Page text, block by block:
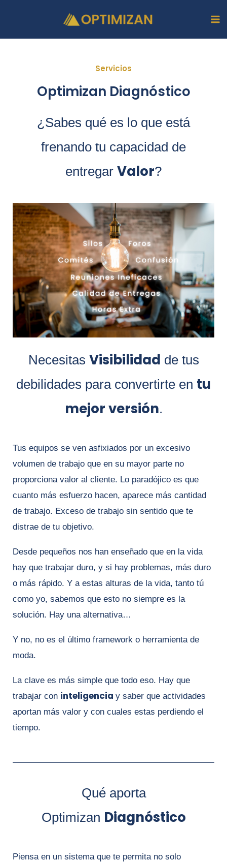
contenido
Servicios
Optimizan Diagnóstico
¿Sabes qué es lo que está
frenando tu capacidad de
entregar Valor?
Necesitas Visibilidad de tus
debilidades para convertirte en tu
mejor versión.
Tus equipos se ven asfixiados por un excesivo
volumen de trabajo que en su mayor parte no
proporciona valor al cliente. Lo paradójico es que
cuanto más esfuerzo hacen, aparece más cantidad
de trabajo. Exceso de trabajo sin sentido que te
distrae de tu objetivo.
Desde pequeños nos han enseñado que en la vida
hay que trabajar duro, y si hay problemas, más duro
o más rápido. Y a estas alturas de la vida, tanto tú
como yo, sabemos que esto no siempre es la
solución. Hay una alternativa…
Y no, no es el último framework o herramienta de
moda.
La clave es más simple que todo eso. Hay que
trabajar con inteligencia y saber que actividades
aportan más valor y con cuales estas perdiendo el
tiempo.
Qué aporta
Optimizan Diagnóstico
Piensa en un sistema que te permita no solo